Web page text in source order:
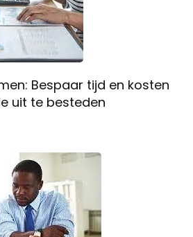
Bespaar tijd en kosten
uit te besteden